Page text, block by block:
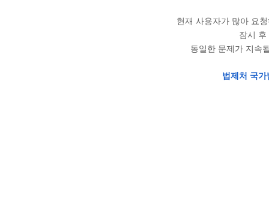
현재 사용자가 많아 요
잠시
동일한 문제가 지속
법제처 국